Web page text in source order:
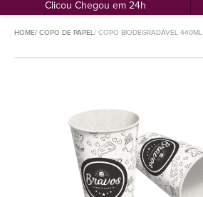
Clicou Chegou em 24h
HOME COPO DE PAPEL COPO BIODEGRADÁVEL 440ML